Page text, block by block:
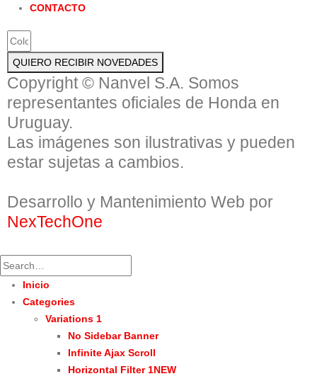
CONTACTO
QUIERO RECIBIR NOVEDADES
Copyright © Nanvel S.A. Somos
representantes oficiales de Honda en
Uruguay.
Las imágenes son ilustrativas y pueden
estar sujetas a cambios.
Desarrollo y Mantenimiento Web por
NexTechOne
Inicio
Categories
Variations 1
No Sidebar Banner
Infinite Ajax Scroll
Horizontal Filter 1NEW